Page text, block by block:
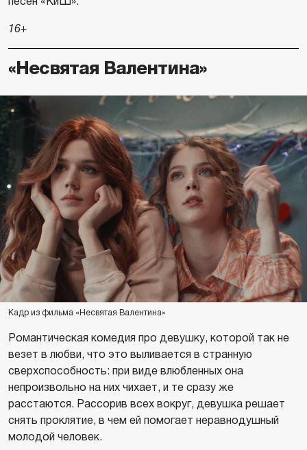
16+
«Несвятая Валентина»
Кадр из фильма «Несвятая Валентина»
Романтическая комедия про девушку, которой так не
везет в любви, что это выливается в странную
сверхспособность: при виде влюбленных она
непроизвольно на них чихает, и те сразу же
расстаются. Рассорив всех вокруг, девушка решает
снять проклятие, в чем ей помогает неравнодушный
молодой человек.